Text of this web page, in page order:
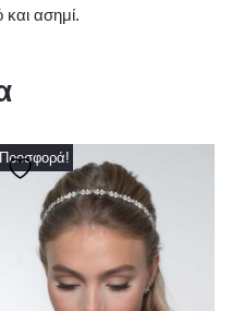
ασημί.
Προσφορά!